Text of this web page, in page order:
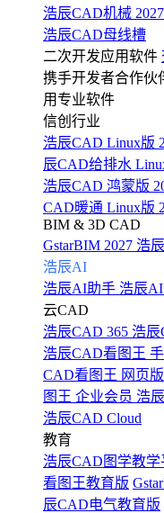
浩辰CAD机械 2027
浩辰CAD母线槽
二次开发应用软件
携手开发者合作伙
用专业软件
信创行业
浩辰CAD Linux版
辰CAD给排水
浩辰CAD 鸿蒙版
CAD暖通 Linux版
BIM & 3D CAD
GstarBIM 2027 浩
浩辰AI
浩辰AI助手 浩辰
云CAD
浩辰CAD 365 浩辰
浩辰CAD看图王
CAD看图王 网页版
图王 企业会员 浩
浩辰CAD Cloud
教育
浩辰CAD图学教学
看图王教育版
辰CAD电气教育版